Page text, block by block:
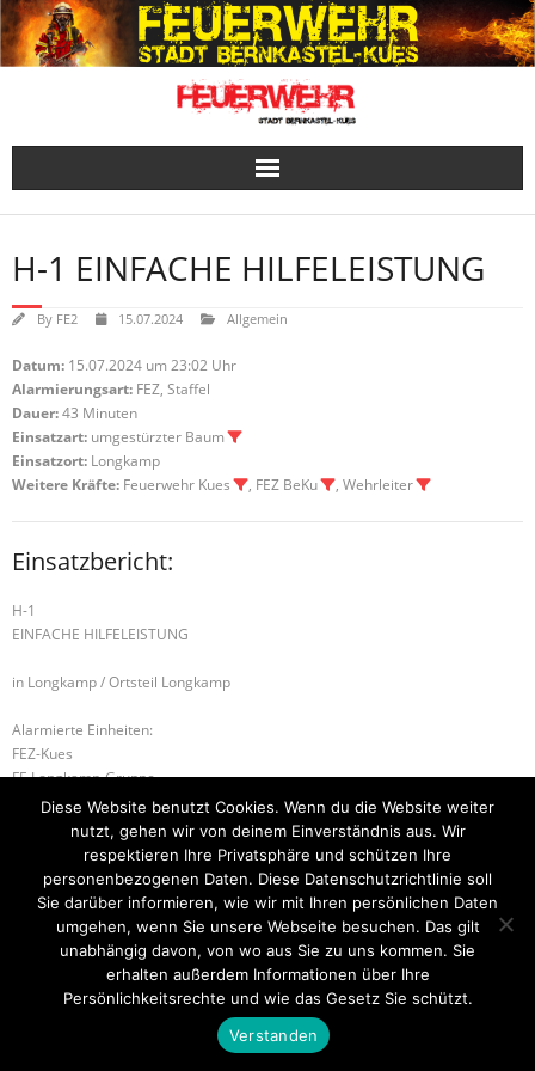
Skip
to
content
H-1 EINFACHE HILFELEISTUNG
By FE2 15.07.2024 Allgemein
Datum: 15.07.2024 um 23:02 Uhr
Alarmierungsart: FEZ, Staffel
Dauer:43 Minuten
Einsatzart: umgestürzter Baum
Einsatzort: Longkamp
Weitere Kräfte: Feuerwehr Kues , FEZ BeKu , Wehrleiter
Einsatzbericht:
H-1
EINFACHE HILFELEISTUNG
in Longkamp / Ortsteil Longkamp
Alarmierte Einheiten:
FEZ-Kues
FF-Longkamp-Gruppe
BeKu WL
B-1 MÜLLBRAND B-1 RAUCHENTWICKLUNG
Startseite Einsätze Mitglied werden Über uns
Bilder
Kontakt
Theme byThink Up Themes Ltd. Powered byWordPress.
Diese Website benutzt Cookies. Wenn du die Website weiter
nutzt, gehen wir von deinem Einverständnis aus. Wir
respektieren Ihre Privatsphäre und schützen Ihre
personenbezogenen Daten. Diese Datenschutzrichtlinie soll
Sie darüber informieren, wie wir mit Ihren persönlichen Daten
umgehen, wenn Sie unsere Webseite besuchen. Das gilt
unabhängig davon, von wo aus Sie zu uns kommen. Sie
erhalten außerdem Informationen über Ihre
Persönlichkeitsrechte und wie das Gesetz Sie schützt.
Verstanden